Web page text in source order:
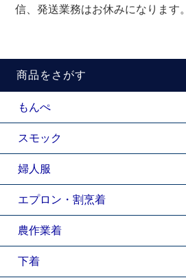
信、発送業務はお休みになります。
商品をさがす
もんぺ
スモック
婦人服
エプロン・割烹着
農作業着
下着